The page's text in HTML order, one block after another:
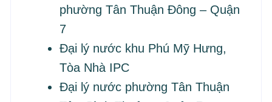
phường Tân Thuận Đông – Quận
7
Đại lý nước khu Phú Mỹ Hưng,
Tòa Nhà IPC
Đại lý nước phường Tân Thuận